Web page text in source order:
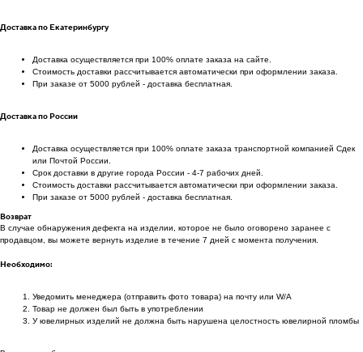
Доставка по Екатеринбургу
Доставка осуществляется при 100% оплате заказа на сайте.
Стоимость доставки рассчитывается автоматически при оформлении заказа.
При заказе от 5000 рублей - доставка бесплатная.
Доставка по России
Доставка осуществляется при 100% оплате заказа транспортной компанией Сдек
или Почтой России.
Срок доставки в другие города России - 4-7 рабочих дней.
Стоимость доставки рассчитывается автоматически при оформлении заказа.
При заказе от 5000 рублей - доставка бесплатная.
Возврат
В случае обнаружения дефекта на изделии, которое не было оговорено заранее с
продавцом, вы можете вернуть изделие в течение 7 дней с момента получения.
Необходимо:
Уведомить менеджера (отправить фото товара) на почту или W/А
Товар не должен был быть в употреблении
У ювелирных изделий не должна быть нарушена целостность ювелирной пломбы